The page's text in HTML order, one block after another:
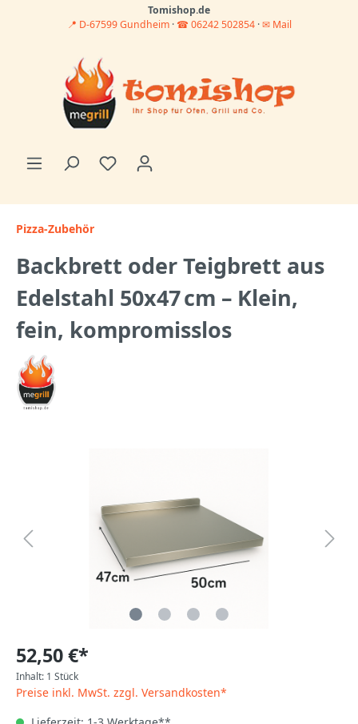
Tomishop.de
📍 D-67599 Gundheim · ☎ 06242 502854·✉ Mail
Pizza-Zubehör
Backbrett oder Teigbrett aus
Edelstahl 50x47 cm – Klein,
fein, kompromisslos
52,50 €*
Inhalt: 1 Stück
Preise inkl. MwSt. zzgl. Versandkosten*